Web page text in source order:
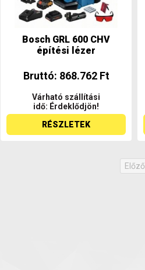
Bosch GRL 600 CHV
építési lézer
Bruttó: 868.762 Ft
Várható szállítási
idő: Érdeklődjön!
RÉSZLETEK
Előző